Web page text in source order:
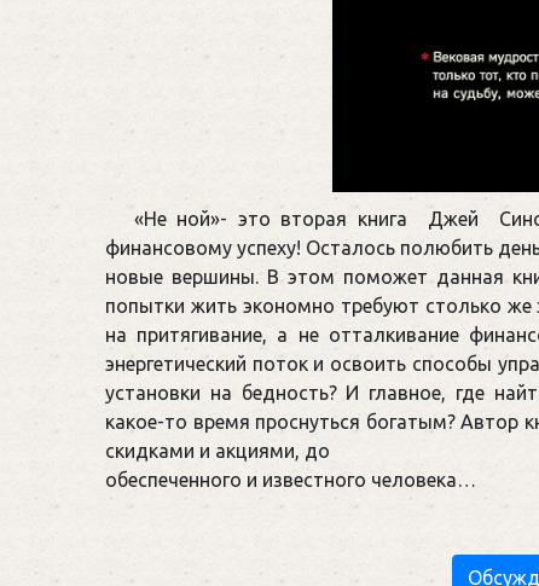
«Не ной»- это вторая книга Джей
финансовому успеху! Осталось полюбить
новые вершины. В этом поможет данная
попытки жить экономно требуют столько же
на притягивание, а не отталкивание
энергетический поток и освоить способы
установки на бедность? И главное, где
какое-то время проснуться богатым? Автор
скидками и акциями, до
обеспеченного и известного человека…